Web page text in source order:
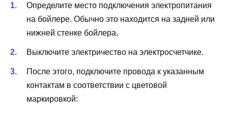
Определите место подключения электропитания
на бойлере. Обычно это находится на задней или
нижней стенке бойлера.
Выключите электричество на электросчетчике.
После этого, подключите провода к указанным
контактам в соответствии с цветовой
маркировкой: